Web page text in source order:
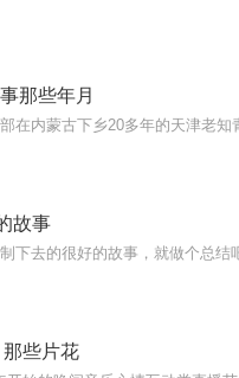
那些年月
故事
下去的很好的故事，就做个总结
些片花